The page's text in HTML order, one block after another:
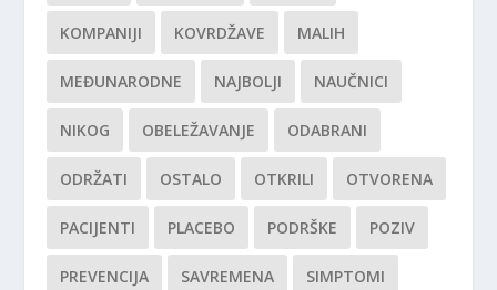
KOMPANIJI KOVRDŽAVE MALIH
MEĐUNARODNE NAJBOLJI NAUČNICI
NIKOG OBELEŽAVANJE ODABRANI
ODRŽATI OSTALO OTKRILI OTVORENA
PACIJENTI PLACEBO PODRŠKE POZIV
PREVENCIJA SAVREMENA SIMPTOMI